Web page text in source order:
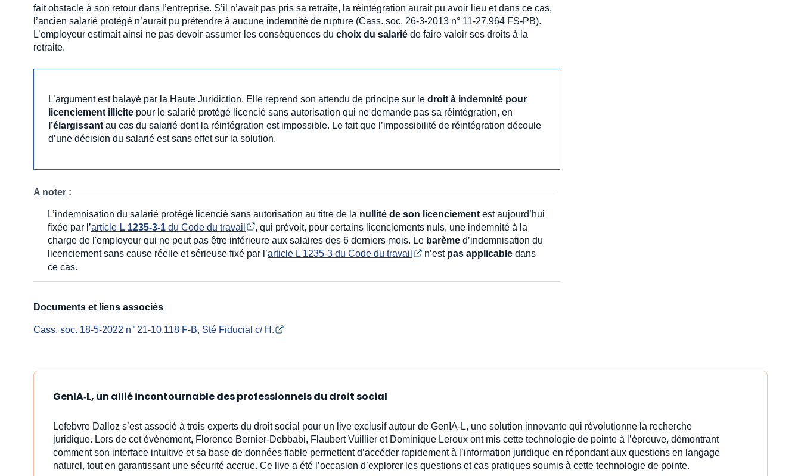
fait obstacle à son retour dans l’entreprise. S’il n’avait pas pris sa retraite, la réintégration aurait pu avoir lieu et dans ce cas,
l’ancien salarié protégé n’aurait pu prétendre à aucune indemnité de rupture (Cass. soc. 26-3-2013 n° 11-27.964 FS-PB).
L’employeur estimait ainsi ne pas devoir assumer les conséquences du choix du salarié de faire valoir ses droits à la
retraite.
L’argument est balayé par la Haute Juridiction. Elle reprend son attendu de principe sur le droit à indemnité pour
licenciement illicite pour le salarié protégé licencié sans autorisation qui ne demande pas sa réintégration, en
l’élargissant au cas du salarié dont la réintégration est impossible. Le fait que l’impossibilité de réintégration découle
d’une décision du salarié est sans effet sur la solution.
A noter :
L’indemnisation du salarié protégé licencié sans autorisation au titre de la nullité de son licenciement est aujourd’hui
fixée par l’article L 1235-3-1 du Code du travail
, qui prévoit, pour certains licenciements nuls, une indemnité à la
charge de l'employeur qui ne peut pas être inférieure aux salaires des 6 derniers mois. Le barème d’indemnisation du
licenciement sans cause réelle et sérieuse fixé par l’article L 1235-3 du Code du travail n’est pas applicable dans
ce cas.
Documents et liens associés
Cass. soc. 18-5-2022 n° 21-10.118 F-B, Sté Fiducial c/ H.
GenIA‑L, un allié incontournable des professionnels du droit social
Lefebvre Dalloz s’est associé à trois experts du droit social pour un live exclusif autour de GenIA‑L, une solution innovante qui révolutionne la recherche
juridique. Lors de cet événement, Florence Bernier-Debbabi, Flaubert Vuillier et Dominique Leroux ont mis cette technologie de pointe à l’épreuve, démontrant
comment son interface intuitive et sa base de données fiable permettent d’accéder rapidement à l’information juridique en répondant aux questions en langage
naturel, tout en garantissant une sécurité accrue. Ce live a été l’occasion d’explorer les questions et cas pratiques soumis à cette technologie de pointe.